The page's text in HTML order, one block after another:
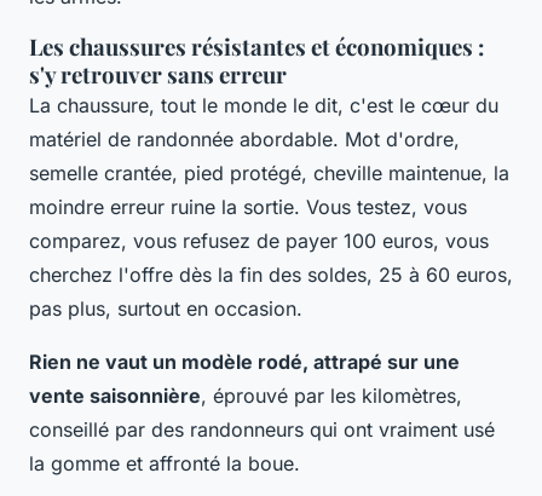
Les chaussures résistantes et économiques :
s'y retrouver sans erreur
La chaussure, tout le monde le dit, c'est le cœur du
matériel de randonnée abordable. Mot d'ordre,
semelle crantée, pied protégé, cheville maintenue, la
moindre erreur ruine la sortie. Vous testez, vous
comparez, vous refusez de payer 100 euros, vous
cherchez l'offre dès la fin des soldes, 25 à 60 euros,
pas plus, surtout en occasion.
Rien ne vaut un modèle rodé, attrapé sur une
vente saisonnière, éprouvé par les kilomètres,
conseillé par des randonneurs qui ont vraiment usé
la gomme et affronté la boue.